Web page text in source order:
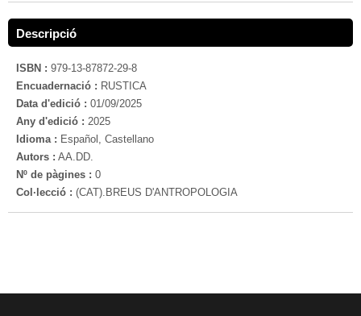
Descripció
ISBN : 979-13-87872-29-8
Encuadernació : RUSTICA
Data d'edició : 01/09/2025
Any d'edició : 2025
Idioma : Español, Castellano
Autors : AA.DD.
Nº de pàgines : 0
Col·lecció : (CAT).BREUS D'ANTROPOLOGIA